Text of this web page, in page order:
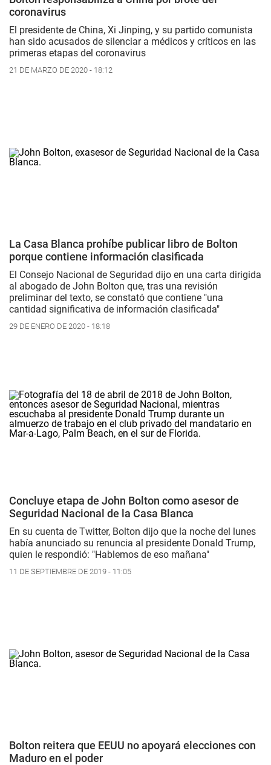
coronavirus
El presidente de China, Xi Jinping, y su partido comunista
han sido acusados de silenciar a médicos y críticos en las
primeras etapas del coronavirus
21 DE MARZO DE 2020 - 18:12
La Casa Blanca prohíbe publicar libro de Bolton
porque contiene información clasificada
El Consejo Nacional de Seguridad dijo en una carta dirigida
al abogado de John Bolton que, tras una revisión
preliminar del texto, se constató que contiene "una
cantidad significativa de información clasificada"
29 DE ENERO DE 2020 - 18:18
Concluye etapa de John Bolton como asesor de
Seguridad Nacional de la Casa Blanca
En su cuenta de Twitter, Bolton dijo que la noche del lunes
había anunciado su renuncia al presidente Donald Trump,
quien le respondió: "Hablemos de eso mañana"
11 DE SEPTIEMBRE DE 2019 - 11:05
Bolton reitera que EEUU no apoyará elecciones con
Maduro en el poder